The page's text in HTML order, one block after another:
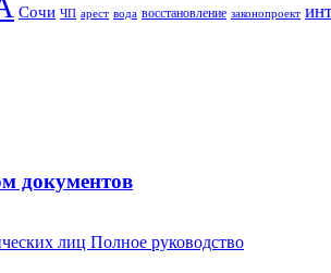
Сочи ЧП арест вода восстановление законопроект
документов